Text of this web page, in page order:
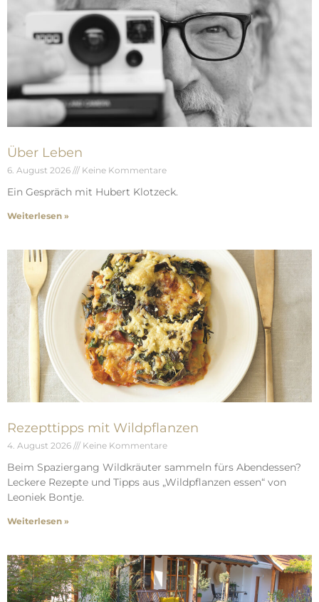
Über Leben
6. August 2026 Keine Kommentare
Ein Gespräch mit Hubert Klotzeck.
Weiterlesen »
Rezepttipps mit Wildpflanzen
4. August 2026 Keine Kommentare
Beim Spaziergang Wildkräuter sammeln fürs Abendessen?
Leckere Rezepte und Tipps aus „Wildpflanzen essen“ von
Leoniek Bontje.
Weiterlesen »